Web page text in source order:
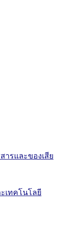
ารและของเสีย
เทคโนโลยี